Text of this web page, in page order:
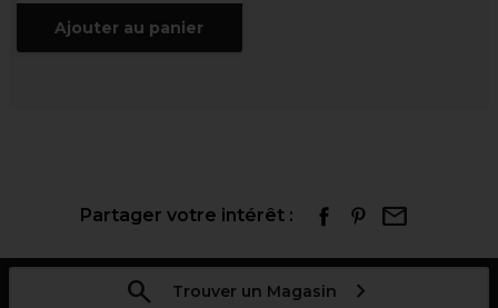
Ajouter au panier
Partager votre intérêt :
Trouver un Magasin